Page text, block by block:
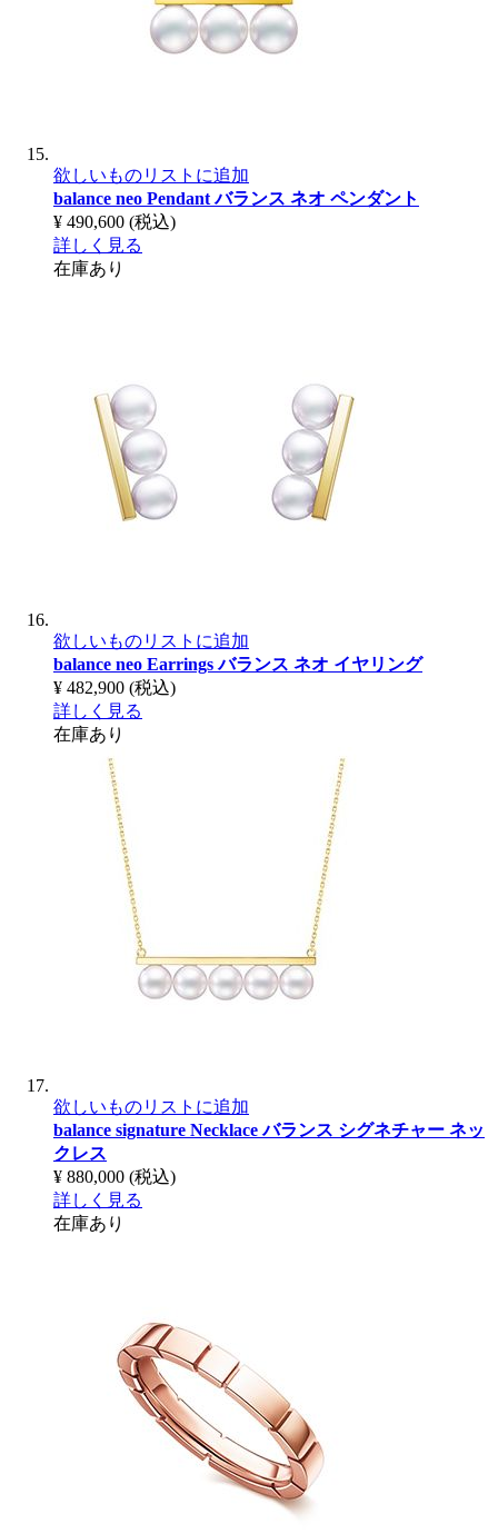
欲しいものリストに追加
balance neo Pendantバランス ネオ ペンダント
¥ 490,600 (税込)
詳しく見る
在庫あり
欲しいものリストに追加
balance neo Earringsバランス ネオ イヤリング
¥ 482,900 (税込)
詳しく見る
在庫あり
欲しいものリストに追加
balance signature Necklaceバランス シグネチャー ネッ
クレス
¥ 880,000 (税込)
詳しく見る
在庫あり